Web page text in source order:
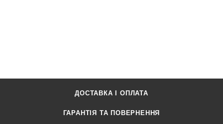
ДОСТАВКА І ОПЛАТА
ГАРАНТІЯ ТА ПОВЕРНЕННЯ